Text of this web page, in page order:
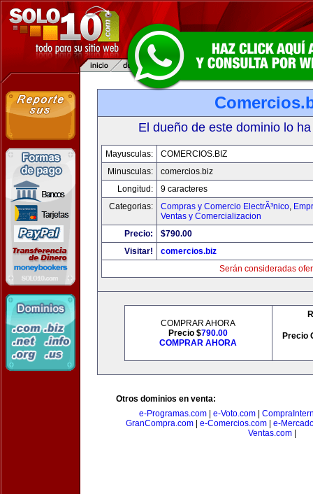
El dueño de este dominio lo
Mayusculas:
COMERCIOS.BIZ
Minusculas:
comercios.biz
Longitud:
9 caracteres
Categorias:
Compras y Comercio ElectrÃ³nico,
Ventas y Comercializacion
Precio:
$790.00
Visitar!
comercios.biz
Serán consideradas
COMPRAR AHORA
Precio $790.00
COMPRAR AHORA
Precio
Otros dominios en venta:
e-Programas.com
e-Voto.com
GranCompra.com
e-Comercios.com
e-
Ventas.com|